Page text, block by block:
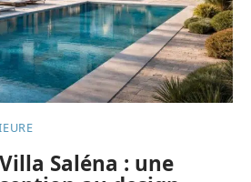
Saléna : une